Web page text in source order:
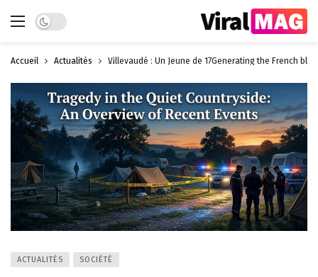
Dark mode
Accueil Actualités Villevaudé : Un Jeune de 17Generating the French
ACTUALITÉS SOCIÉTÉ